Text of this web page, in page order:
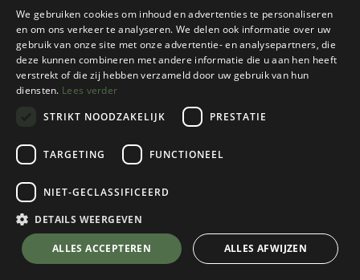
NGI
65/3-4 Bastogne 25d ngi
€
8,50💬 Stel je vraag over dit product via WhatsApp
We gebruiken cookies om inhoud en advertenties te personaliseren
en om ons verkeer te analyseren. We delen ook informatie over uw
gebruik van onze site met onze advertentie- en analysepartners, die
deze kunnen combineren met andere informatie die u aan hen heeft
verstrekt of die zij hebben verzameld door uw gebruik van hun
diensten. Lees verder
STRIKT NOODZAKELIJK
PRESTATIE
TARGETING FUNCTIONEEL
NIET-GECLASSIFICEERD
DETAILS WEERGEVEN
ALLES ACCEPTEREN ALLES AFWIJZEN